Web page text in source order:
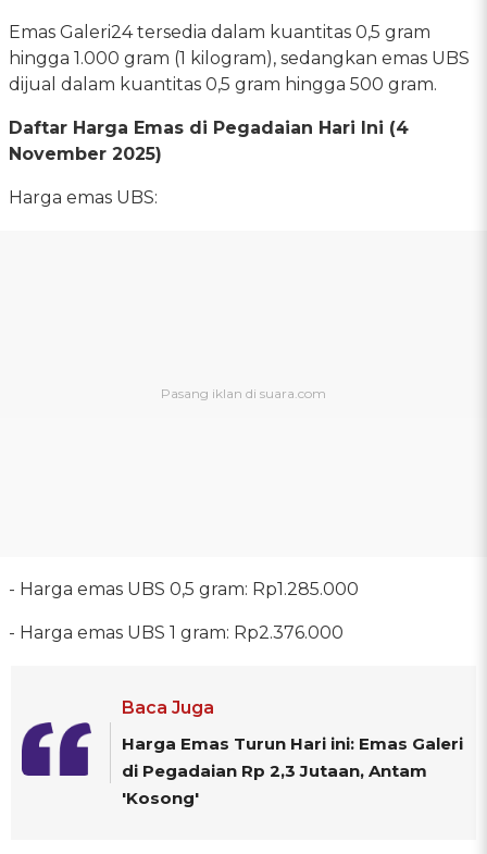
Emas Galeri24 tersedia dalam kuantitas 0,5 gram
hingga 1.000 gram (1 kilogram), sedangkan emas UBS
dijual dalam kuantitas 0,5 gram hingga 500 gram.
Daftar Harga Emas di Pegadaian Hari Ini (4
November 2025)
‎Harga emas UBS:
‎- Harga emas UBS 0,5 gram: Rp1.285.000
‎- Harga emas UBS 1 gram: Rp2.376.000
Baca Juga
Harga Emas Turun Hari ini: Emas Galeri
di Pegadaian Rp 2,3 Jutaan, Antam
'Kosong'